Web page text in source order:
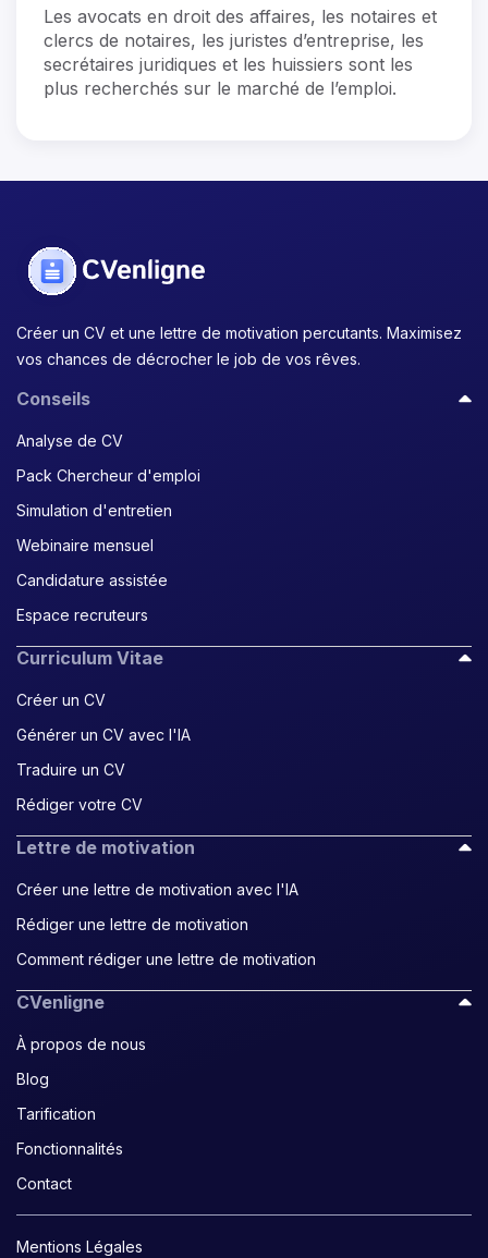
Les avocats en droit des affaires, les notaires et
clercs de notaires, les juristes d’entreprise, les
secrétaires juridiques et les huissiers sont les
plus recherchés sur le marché de l’emploi.
Créer un CV et une lettre de motivation percutants. Maximisez
vos chances de décrocher le job de vos rêves.
Conseils
Analyse de CV
Pack Chercheur d'emploi
Simulation d'entretien
Webinaire mensuel
Candidature assistée
Espace recruteurs
Curriculum Vitae
Créer un CV
Générer un CV avec l'IA
Traduire un CV
Rédiger votre CV
Lettre de motivation
Créer une lettre de motivation avec l'IA
Rédiger une lettre de motivation
Comment rédiger une lettre de motivation
CVenligne
À propos de nous
Blog
Tarification
Fonctionnalités
Contact
Mentions Légales